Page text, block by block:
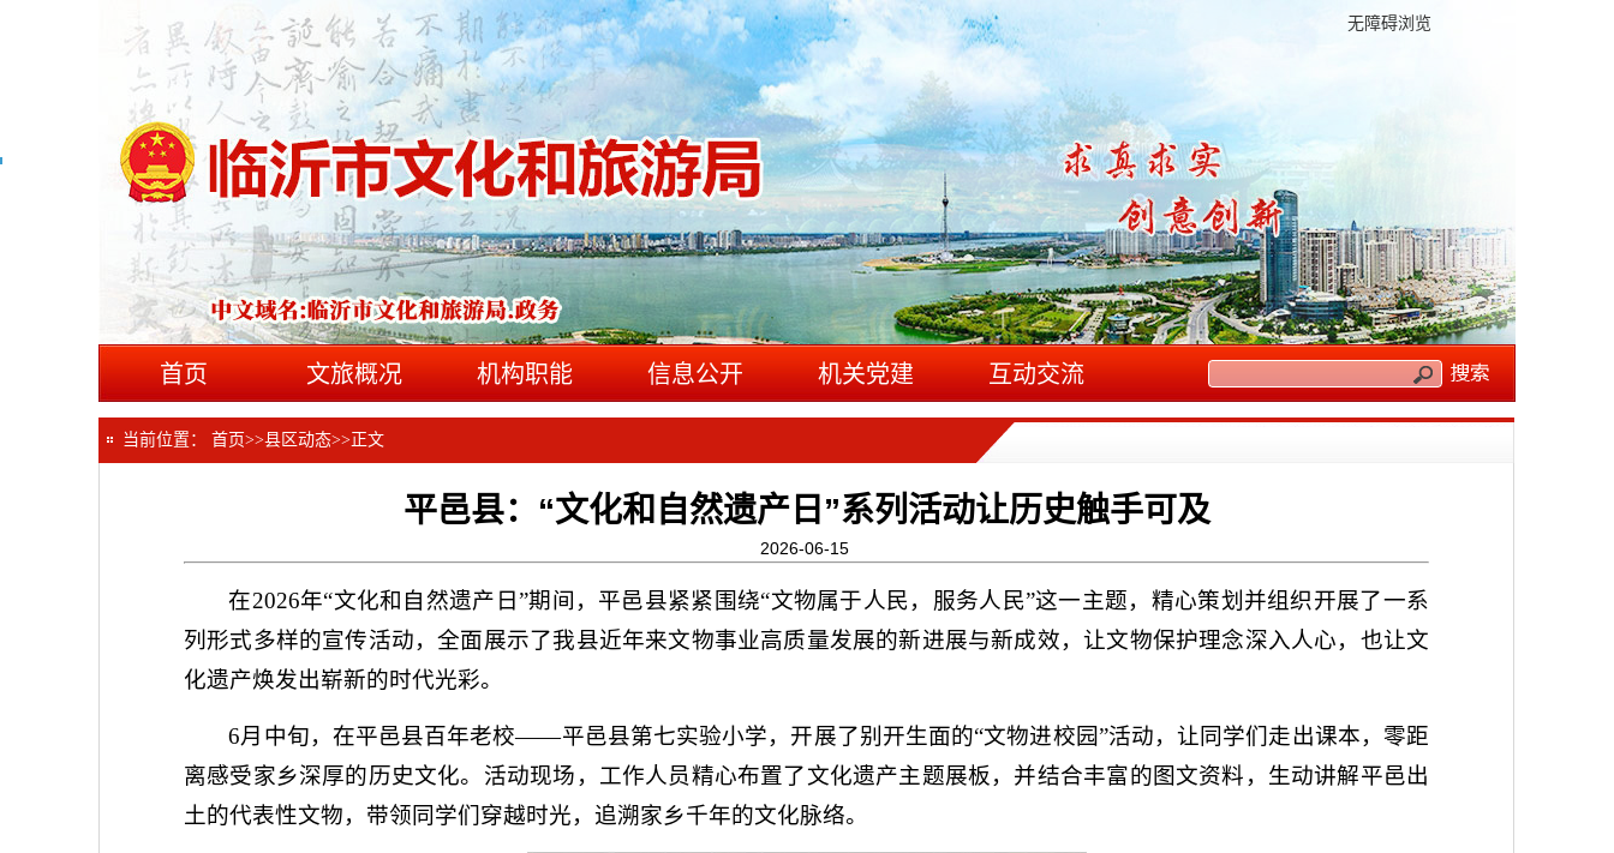
无障碍浏览
首页 文旅概况 机构职能 信息公开 机关党建 互动交流
当前位置： 首页>>县区动态>> 正文
平邑县：“文化和自然遗产日”系列活动让历史触手可及
2026-06-15
在2026年“文化和自然遗产日”期间，平邑县紧紧围绕“文物属于人民，服务人民”这一主题，精心策划并组织开展了一系
列形式多样的宣传活动，全面展示了我县近年来文物事业高质量发展的新进展与新成效，让文物保护理念深入人心，也让文
化遗产焕发出崭新的时代光彩。
6月中旬，在平邑县百年老校——平邑县第七实验小学，开展了别开生面的“文物进校园”活动，让同学们走出课本，零距
离感受家乡深厚的历史文化。活动现场，工作人员精心布置了文化遗产主题展板，并结合丰富的图文资料，生动讲解平邑出
土的代表性文物，带领同学们穿越时光，追溯家乡千年的文化脉络。